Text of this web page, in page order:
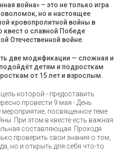
война» – это не только игра
но и настоящее
кровопролитной войны в
квест о славной Победе
Отечественной войне.
две модификации — сложная и
детям и подросткам
от 15 лет и взрослым.
которой - предоставить
провести 9 мая - День
посвященное теме
При этом в квесте есть важная
составляющая. Проходя
проверить свои знания о том,
но и открыть для себя что-то